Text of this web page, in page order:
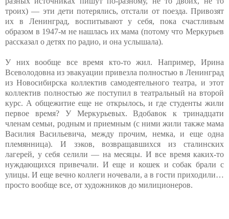
троих) — эти дети потерялись, отстали от поезда. Привозят
их в Ленинград, воспитывают у себя, пока счастливым
образом в 1947-м не нашлась их мама (потому что Меркурьев
рассказал о детях по радио, и она услышала).
У них вообще все время кто-то жил. Например, Ирина
Всеволодовна из эвакуации привезла полностью в Ленинград
из Новосибирска коллектив самодеятельного театра, и этот
коллектив полностью же поступил в театральный на второй
курс. А общежитие еще не открылось, и где студенты жили
первое время? У Меркурьевых. Вдобавок к тринадцати
членам семьи, родным и приемным (с ними жили также мама
Василия Васильевича, между прочим, немка, и еще одна
племянница). И зэков, возвращавшихся из сталинских
лагерей, у себя селили — на месяцы. И все время каких-то
нуждающихся привечали. И еще и кошек и собак брали с
улицы. И еще вечно коллеги ночевали, а в гости приходили…
просто вообще все, от художников до милиционеров.